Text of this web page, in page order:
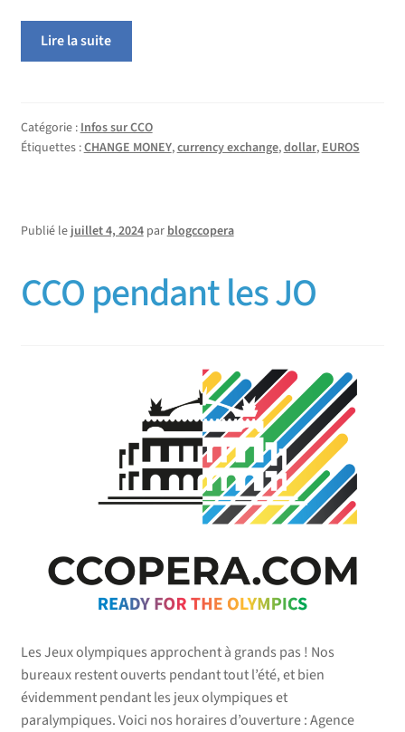
Lire la suite
Catégorie : Infos sur CCO
Étiquettes :CHANGE MONEY,currency exchange,dollar, EUROS
Publié le juillet 4, 2024 par blogccopera
CCO pendant les JO
Les Jeux olympiques approchent à grands pas ! Nos
bureaux restent ouverts pendant tout l’été, et bien
évidemment pendant les jeux olympiques et
paralympiques. Voici nos horaires d’ouverture : Agence